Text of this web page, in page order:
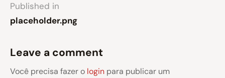
Published in
placeholder.png
Leave a comment
Você precisa fazer o login para publicar um